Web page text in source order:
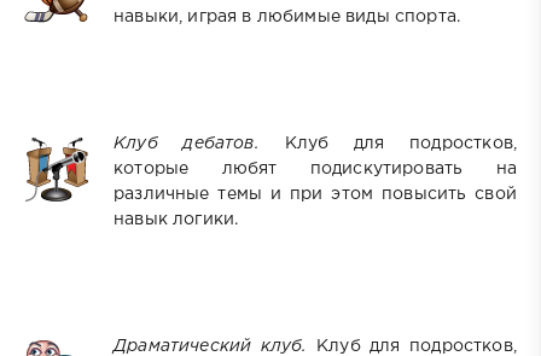
навыки, играя в любимые виды спорта.
Клуб дебатов.
Клуб для подростков,
которые любят подискутировать на
различные темы и при этом повысить свой
навык логики.
Драматический клуб.
Клуб для подростков,